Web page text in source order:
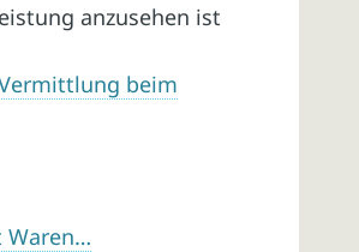
anzusehen ist
beim
Waren…